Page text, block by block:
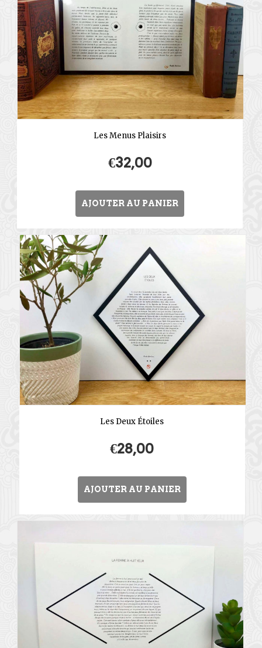
Les Menus Plaisirs
€32,00
AJOUTER AU PANIER
Les Deux Étoiles
€28,00
AJOUTER AU PANIER